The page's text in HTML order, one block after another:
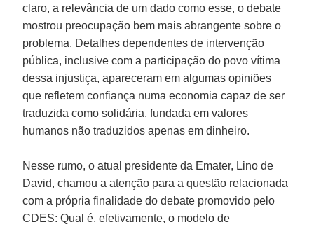
claro, a relevância de um dado como esse, o debate
mostrou preocupação bem mais abrangente sobre o
problema. Detalhes dependentes de intervenção
pública, inclusive com a participação do povo vítima
dessa injustiça, apareceram em algumas opiniões
que refletem confiança numa economia capaz de ser
traduzida como solidária, fundada em valores
humanos não traduzidos apenas em dinheiro.
Nesse rumo, o atual presidente da Emater, Lino de
David, chamou a atenção para a questão relacionada
com a própria finalidade do debate promovido pelo
CDES: Qual é, efetivamente, o modelo de